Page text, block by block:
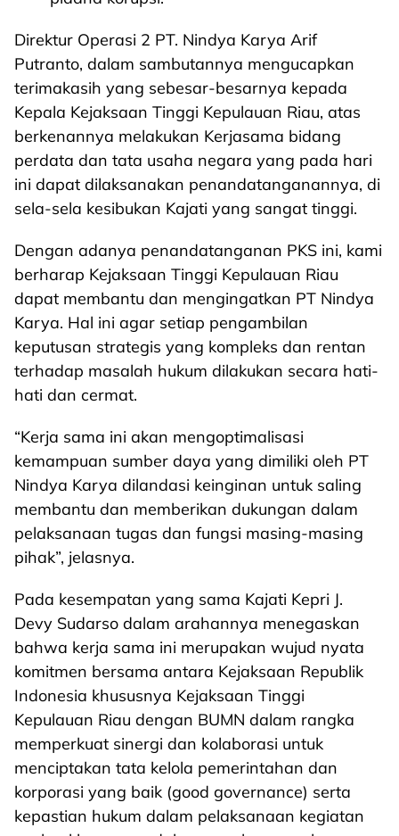
Direktur Operasi 2 PT. Nindya Karya Arif
Putranto, dalam sambutannya mengucapkan
terimakasih yang sebesar-besarnya kepada
Kepala Kejaksaan Tinggi Kepulauan Riau, atas
berkenannya melakukan Kerjasama bidang
perdata dan tata usaha negara yang pada hari
ini dapat dilaksanakan penandatanganannya, di
sela-sela kesibukan Kajati yang sangat tinggi.
Dengan adanya penandatanganan PKS ini, kami
berharap Kejaksaan Tinggi Kepulauan Riau
dapat membantu dan mengingatkan PT Nindya
Karya. Hal ini agar setiap pengambilan
keputusan strategis yang kompleks dan rentan
terhadap masalah hukum dilakukan secara hati-
hati dan cermat.
“Kerja sama ini akan mengoptimalisasi
kemampuan sumber daya yang dimiliki oleh PT
Nindya Karya dilandasi keinginan untuk saling
membantu dan memberikan dukungan dalam
pelaksanaan tugas dan fungsi masing-masing
pihak”, jelasnya.
Pada kesempatan yang sama Kajati Kepri J.
Devy Sudarso dalam arahannya menegaskan
bahwa kerja sama ini merupakan wujud nyata
komitmen bersama antara Kejaksaan Republik
Indonesia khususnya Kejaksaan Tinggi
Kepulauan Riau dengan BUMN dalam rangka
memperkuat sinergi dan kolaborasi untuk
menciptakan tata kelola pemerintahan dan
korporasi yang baik (good governance) serta
kepastian hukum dalam pelaksanaan kegiatan